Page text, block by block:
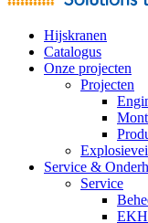
Hijskranen
Catalogus
Onze projecten
Projecten
Service &
Service
EKH